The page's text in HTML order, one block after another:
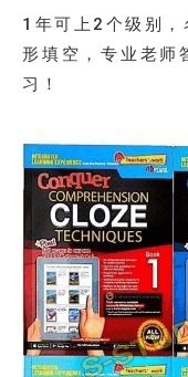
1年可上2个级别，
形填空，专业老师
习！